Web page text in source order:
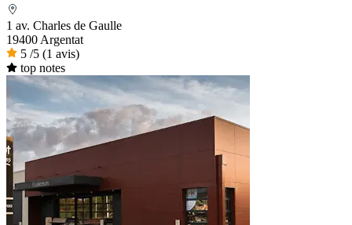
1 av. Charles de Gaulle
19400 Argentat
5 /5 (1 avis)
top notes